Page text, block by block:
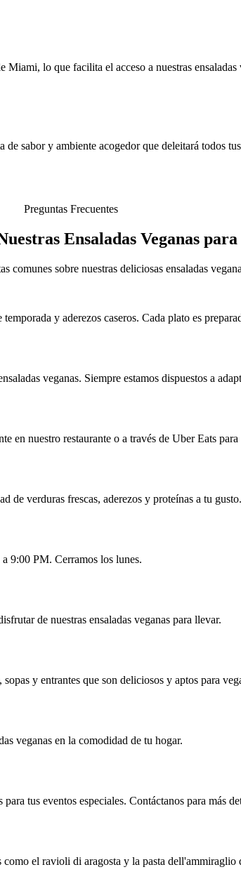
lo que facilita el acceso a nuestras ensaladas
sabor y ambiente acogedor que deleitará todos
Preguntas Frecuentes
Ensaladas Veganas
comunes sobre nuestras deliciosas ensaladas
y aderezos caseros. Cada plato es
veganas. Siempre estamos dispuestos a
en nuestro restaurante o a través de Uber Eats
de verduras frescas, aderezos y proteínas a tu gusto.
9:00 PM. Cerramos los lunes.
de nuestras ensaladas veganas para llevar.
y entrantes que son deliciosos y aptos para
veganas en la comodidad de tu hogar.
tus eventos especiales. Contáctanos para más
el ravioli di aragosta y la pasta dell'ammiraglio